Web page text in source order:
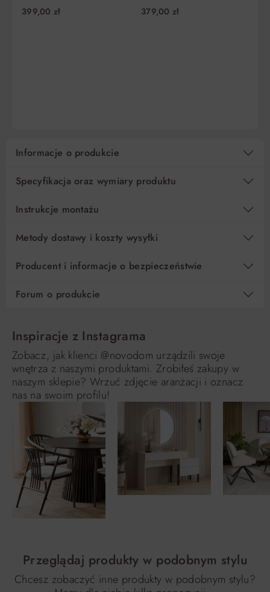
399,00 zł
379,00 zł
Informacje o produkcie
Specyfikacja oraz wymiary produktu
Instrukcje montażu
Metody dostawy i koszty wysyłki
Producent i informacje o bezpieczeństwie
Forum o produkcie
Inspiracje z Instagrama
Zobacz, jak klienci @novodom urządzili swoje
wnętrza z naszymi produktami. Zrobiłeś zakupy w
naszym sklepie? Wrzuć zdjęcie aranżacji i oznacz
nas na swoim profilu!
Przeglądaj produkty w podobnym stylu
Chcesz zobaczyć inne produkty w podobnym stylu?